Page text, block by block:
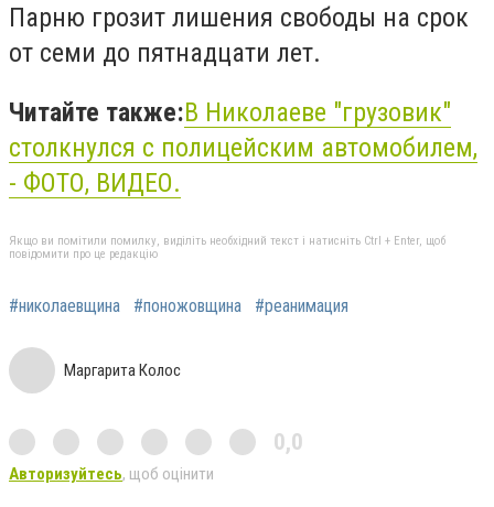
Парню грозит лишения свободы на срок
от семи до пятнадцати лет.
Читайте также:В Николаеве "грузовик"
столкнулся с полицейским автомобилем,
- ФОТО, ВИДЕО.
Якщо ви помітили помилку, виділіть необхідний текст і натисніть Ctrl + Enter, щоб
повідомити про це редакцію
#николаевщина #поножовщина #реанимация
Маргарита Колос
0,0
Авторизуйтесь, щоб оцінити